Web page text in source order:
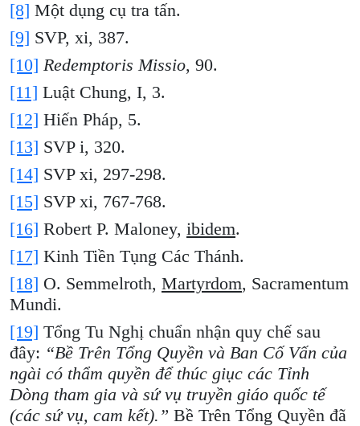
[8] Một dụng cụ tra tấn.
[9] SVP, xi, 387.
[10] Redemptoris Missio, 90.
[11] Luật Chung, I, 3.
[12] Hiến Pháp, 5.
[13] SVP i, 320.
[14] SVP xi, 297-298.
[15] SVP xi, 767-768.
[16] Robert P. Maloney, ibidem.
[17] Kinh Tiền Tụng Các Thánh.
[18] O. Semmelroth, Martyrdom, Sacramentum
Mundi.
[19] Tổng Tu Nghị chuẩn nhận quy chế sau
đây: “Bề Trên Tổng Quyền và Ban Cố Vấn của
ngài có thẩm quyền để thúc giục các Tỉnh
Dòng tham gia và sứ vụ truyền giáo quốc tế
(các sứ vụ, cam kết).” Bề Trên Tổng Quyền đã